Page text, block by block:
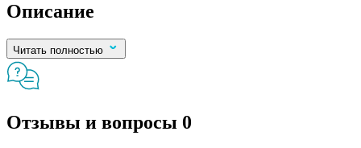
Описание
Читать полностью
Отзывы и вопросы 0